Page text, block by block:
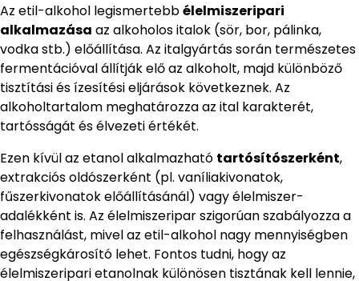
Az etil-alkohol legismertebbélelmiszeripari
alkalmazása az alkoholos italok (sör, bor, pálinka,
vodka stb.) előállítása. Az italgyártás során természetes
fermentációval állítják elő az alkoholt, majd különböző
tisztítási és ízesítési eljárások következnek. Az
alkoholtartalom meghatározza az ital karakterét,
tartósságát és élvezeti értékét.
Ezen kívül az etanol alkalmazható tartósítószerként,
extrakciós oldószerként (pl. vaníliakivonatok,
fűszerkivonatok előállításánál) vagy élelmiszer-
adalékként is. Az élelmiszeripar szigorúan szabályozza a
felhasználást, mivel az etil-alkohol nagy mennyiségben
egészségkárosító lehet. Fontos tudni, hogy az
élelmiszeripari etanolnak különösen tisztának kell lennie,